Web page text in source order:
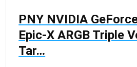
PNY NVIDIA
Epic-X ARGB Triple
Tar…